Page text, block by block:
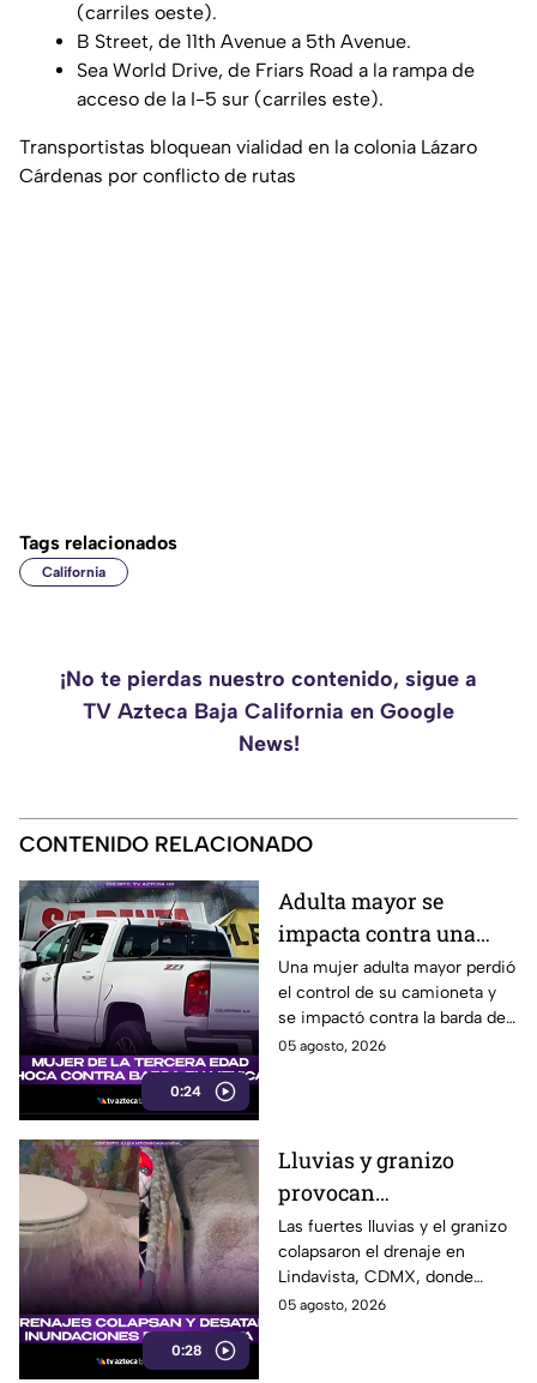
(carriles oeste).
B Street, de 11th Avenue a 5th Avenue.
Sea World Drive, de Friars Road a la rampa de
acceso de la I-5 sur (carriles este).
Transportistas bloquean vialidad en la colonia Lázaro
Cárdenas por conflicto de rutas
Tags relacionados
California
¡No te pierdas nuestro contenido, sigue a
TV Azteca Baja California en Google
News!
CONTENIDO RELACIONADO
0:24
Adulta mayor se
impacta contra una
barda tras perder el
control de su
camioneta en Mexicali
Una mujer adulta mayor perdió
el control de su camioneta y
se impactó contra la barda de
un predio en el cruce de las
05 agosto, 2026
0:28
Lluvias y granizo
provocan
inundaciones en
Lindavista; agua brota
de los escusados
Las fuertes lluvias y el granizo
colapsaron el drenaje en
Lindavista, CDMX, donde
vecinos reportaron
05 agosto, 2026